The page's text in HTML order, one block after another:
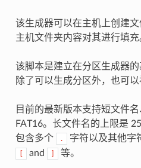
该生成器可以在主机上创建
主机文件夹内容对其进行填充
该脚本是建立在分区生成器的
除了可以生成分区外，也可以
目前的最新版本支持短文件
FAT16。长文件名的上限是
包含多个
. 字符以及其他字
[ and ] 等。